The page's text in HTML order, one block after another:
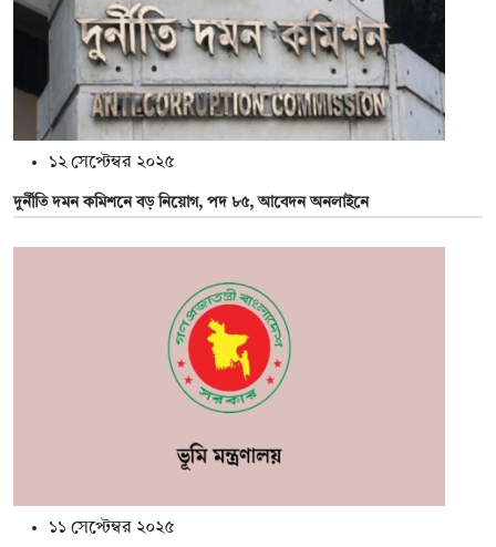
১২ সেপ্টেম্বর ২০২৫
দুর্নীতি দমন কমিশনে বড় নিয়োগ, পদ ৮৫, আবেদন অনলাইনে
১১ সেপ্টেম্বর ২০২৫